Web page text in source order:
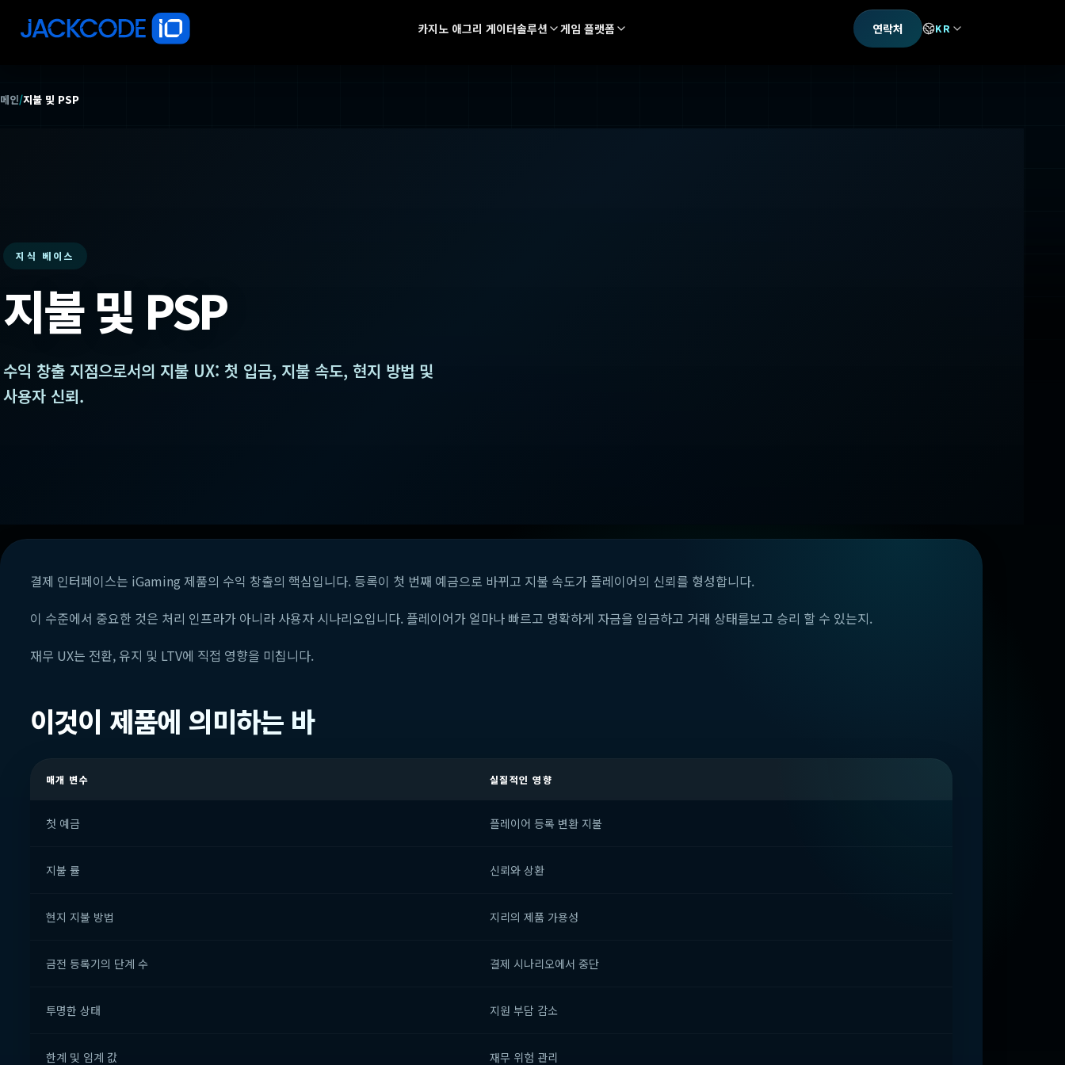
카지노 애그리 게이터솔루션 게임 플랫폼 연락처 KR
메인/지불 및 PSP
지식 베이스
지불 및 PSP
수익 창출 지점으로서의 지불 UX: 첫 입금, 지불 속도, 현지 방법 및
사용자 신뢰.
결제 인터페이스는 iGaming 제품의 수익 창출의 핵심입니다. 등록이 첫 번째 예금으로 바뀌고 지불 속도가 플레이어의 신뢰를 형성합니다.
이 수준에서 중요한 것은 처리 인프라가 아니라 사용자 시나리오입니다. 플레이어가 얼마나 빠르고 명확하게 자금을 입금하고 거래 상태를보고 승리 할 수 있는지.
재무 UX는 전환, 유지 및 LTV에 직접 영향을 미칩니다.
이것이 제품에 의미하는 바
매개 변수 실질적인 영향
첫 예금 플레이어 등록 변환 지불
지불 률 신뢰와 상환
현지 지불 방법 지리의 제품 가용성
금전 등록기의 단계 수 결제 시나리오에서 중단
투명한 상태 지원 부담 감소
한계 및 임계 값 재무 위험 관리